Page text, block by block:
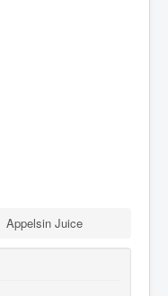
Appelsin Juice